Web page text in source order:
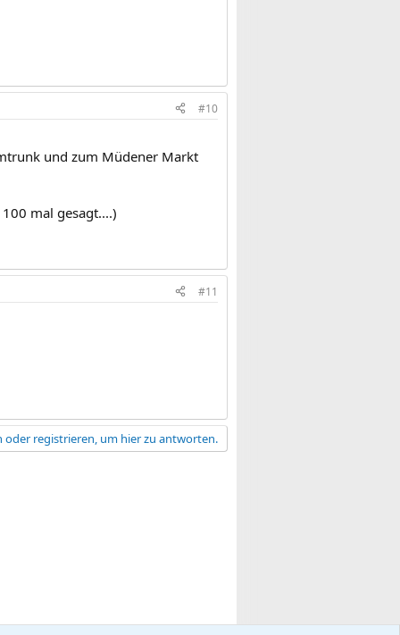
#10
und zum Müdener Markt
mal gesagt....)
#11
oder registrieren, um hier zu antworten.